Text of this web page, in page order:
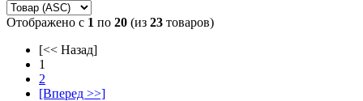
Отображено с 1 по 20 (из 23 товаров)
[<< Назад]
1
2
[Вперед >>]